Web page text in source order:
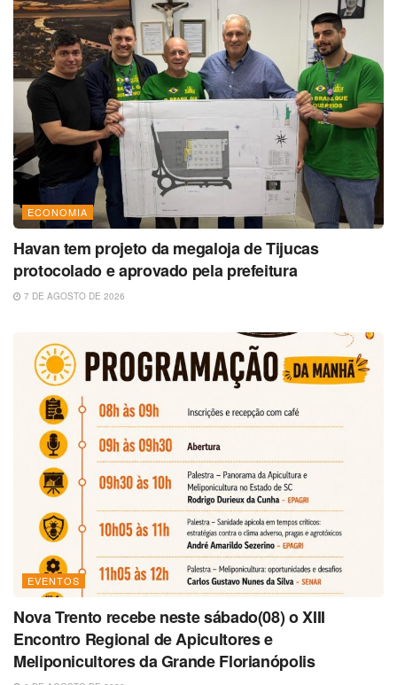
ECONOMIA
Havan tem projeto da megaloja de Tijucas
protocolado e aprovado pela prefeitura
7 DE AGOSTO DE 2026
EVENTOS
Nova Trento recebe neste sábado(08) o XIII
Encontro Regional de Apicultores e
Meliponicultores da Grande Florianópolis